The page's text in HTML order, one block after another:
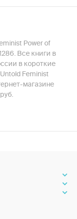
Power of
Все книги в
в короткие
Feminist
магазине